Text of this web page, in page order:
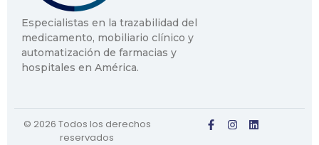
Especialistas en la trazabilidad del
medicamento, mobiliario clínico y
automatización de farmacias y
hospitales en América.
© 2026 Todos los derechos
reservados